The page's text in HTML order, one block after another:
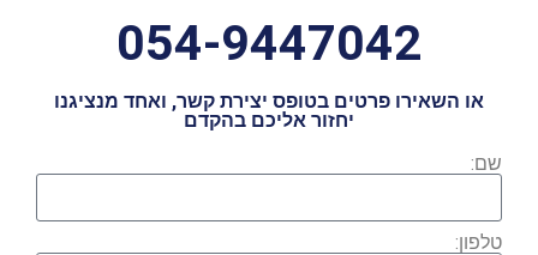
054-9447042
או השאירו פרטים בטופס יצירת קשר, ואחד מנציגנו
יחזור אליכם בהקדם
שם:
טלפון: